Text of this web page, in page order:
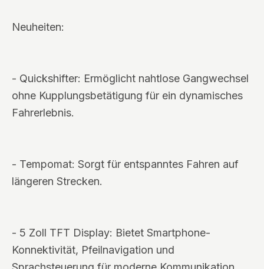
Neuheiten:
- Quickshifter: Ermöglicht nahtlose Gangwechsel
ohne Kupplungsbetätigung für ein dynamisches
Fahrerlebnis.
- Tempomat: Sorgt für entspanntes Fahren auf
längeren Strecken.
- 5 Zoll TFT Display: Bietet Smartphone-
Konnektivität, Pfeilnavigation und